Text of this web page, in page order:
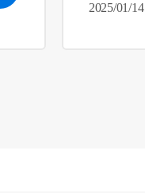
2025/01/14